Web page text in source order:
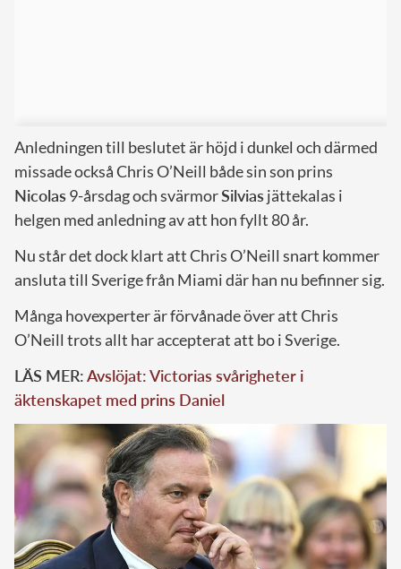
Anledningen till beslutet är höjd i dunkel och därmed
missade också Chris O’Neill både sin son prins
Nicolas 9-årsdag och svärmorSilvias jättekalas i
helgen med anledning av att hon fyllt 80 år.
Nu står det dock klart att Chris O’Neill snart kommer
ansluta till Sverige från Miami där han nu befinner sig.
Många hovexperter är förvånade över att Chris
O’Neill trots allt har accepterat att bo i Sverige.
LÄS MER:Avslöjat: Victorias svårigheter i
äktenskapet med prins Daniel